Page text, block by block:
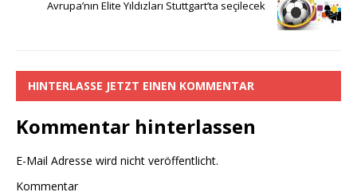
o
k
p e n
Avrupa’nın Elite Yıldızları Stuttgart’ta seçilecek
HINTERLASSE JETZT EINEN KOMMENTAR
Kommentar hinterlassen
E-Mail Adresse wird nicht veröffentlicht.
Kommentar